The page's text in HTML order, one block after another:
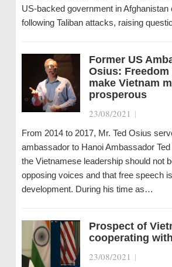
US-backed government in Afghanistan
following Taliban attacks, raising
Former US
Osius: Freedom
make Vietnam
prosperous
23/08/2021 |
From 2014 to 2017, Mr. Ted Osius
ambassador to Hanoi Ambassador
the Vietnamese leadership should not
opposing voices and that free speech
development. During his time as…
Prospect of
cooperating
23/08/2021 |